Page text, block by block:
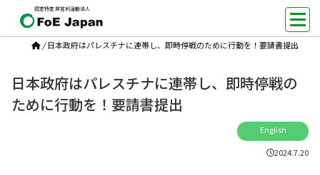
認定特定非営利活動法人
/ 日本政府はパレスチナに連帯し、即時停戦のために行動を！要請書提出
日本政府はパレスチナに連帯し、即時停戦の
ために行動を！要請書提出
English
2024.7.20